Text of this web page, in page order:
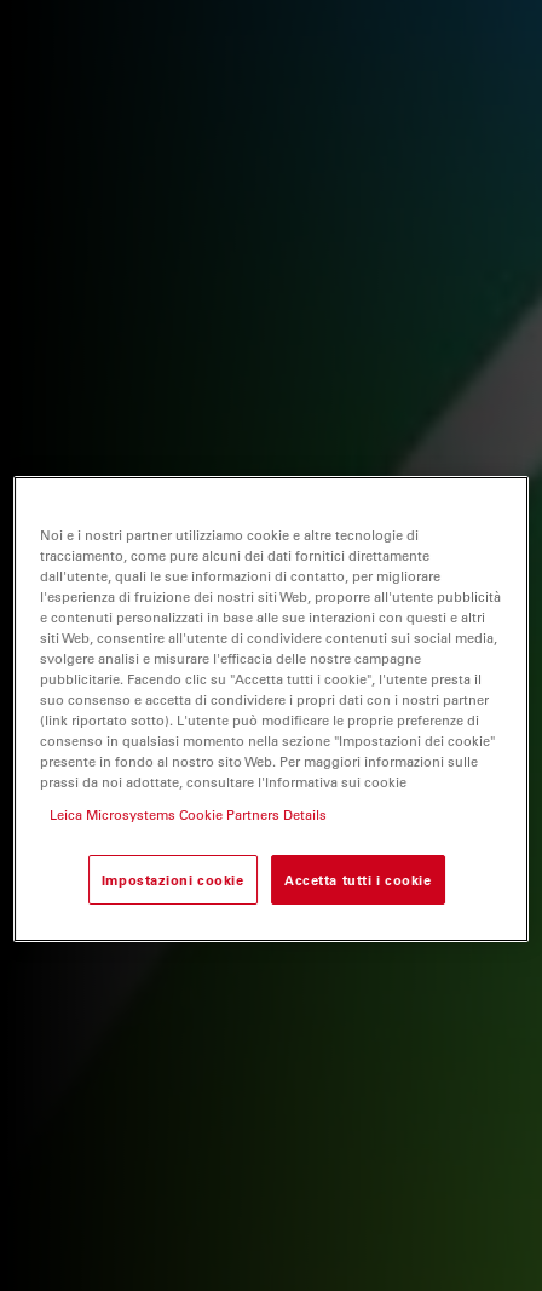
Noi e i nostri partner utilizziamo cookie e altre tecnologie di
tracciamento, come pure alcuni dei dati fornitici direttamente
dall'utente, quali le sue informazioni di contatto, per migliorare
l'esperienza di fruizione dei nostri siti Web, proporre all'utente pubblicità
e contenuti personalizzati in base alle sue interazioni con questi e altri
siti Web, consentire all'utente di condividere contenuti sui social media,
svolgere analisi e misurare l'efficacia delle nostre campagne
pubblicitarie. Facendo clic su "Accetta tutti i cookie", l'utente presta il
suo consenso e accetta di condividere i propri dati con i nostri partner
(link riportato sotto). L'utente può modificare le proprie preferenze di
consenso in qualsiasi momento nella sezione "Impostazioni dei cookie"
presente in fondo al nostro sito Web. Per maggiori informazioni sulle
prassi da noi adottate, consultare l'Informativa sui cookie
Leica Microsystems Cookie Partners Details
Impostazioni cookie Accetta tutti i cookie